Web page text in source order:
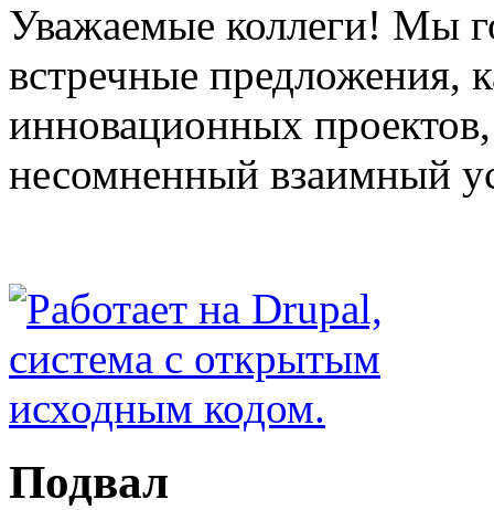
Уважаемые коллеги! Мы
встречные предложения,
инновационных
несомненный взаимный
Подвал